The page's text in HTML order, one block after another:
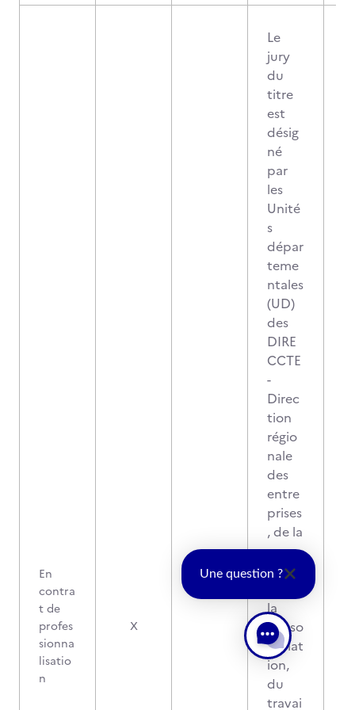
En
contra
t de
profes
sionna
lisatio
n
X
Le
jury
du
titre
est
désig
né
par
les
Unité
s
dépar
teme
ntales
(UD)
des
DIRE
CCTE
-
Direc
tion
régio
nale
des
entre
prises
, de la
conc
urren
la
conso
mmat
ion,
du
travai
Une question ?